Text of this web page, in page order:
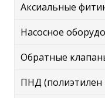
Аксиальные
Насосное
Обратные
ПНД (полиэтилен